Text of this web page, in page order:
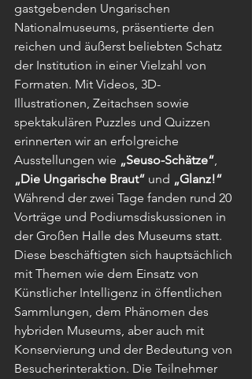
gastgebenden Ungarischen
Nationalmuseums, präsentierte den
reichen und äußerst beliebten Schatz
der Institution in einer Vielzahl von
Formaten. Mit Videos, 3D-
Illustrationen, Zeitachsen sowie
spektakulären Puzzles und Quizzen
erinnerten wir an erfolgreiche
Ausstellungen wie „Seuso-Schätze“,
„Die Ungarische Braut“ und „Glanz!“
Während der zwei Tage fanden rund 20
Vorträge und Podiumsdiskussionen in
der Großen Halle des Museums statt.
Diese beschäftigten sich hauptsächlich
mit Themen wie dem Einsatz von
Künstlicher Intelligenz in öffentlichen
Sammlungen, dem Phänomen des
hybriden Museums, aber auch mit
Konservierung und der Bedeutung von
Besucherinteraktion. Die Teilnehmer